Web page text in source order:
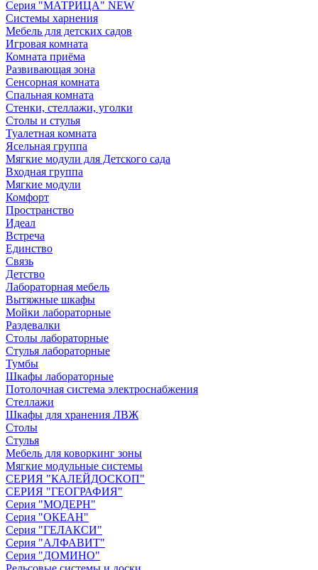
Серия "МАТРИЦА" NEW
Системы харнения
Мебель для детских садов
Игровая комната
Комната приёма
Развивающая зона
Сенсорная комната
Спальная комната
Стенки, стеллажи, уголки
Столы и стулья
Туалетная комната
Ясельная группа
Мягкие модули для Детского сада
Входная группа
Мягкие модули
Комфорт
Пространство
Идеал
Встреча
Единство
Связь
Детство
Лабораторная мебель
Вытяжные шкафы
Мойки лабораторные
Раздевалки
Столы лабораторные
Стулья лабораторные
Тумбы
Шкафы лабораторные
Потолочная система электроснабжения
Стеллажи
Шкафы для хранения ЛВЖ
Столы
Стулья
Мебель для коворкинг зоны
Мягкие модульные системы
СЕРИЯ "КАЛЕЙДОСКОП"
СЕРИЯ "ГЕОГРАФИЯ"
Серия "МОДЕРН"
Серия "ОКЕАН"
Серия "ГЕЛАКСИ"
Серия "АЛФАВИТ"
Серия "ДОМИНО"